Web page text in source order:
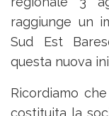
raggiunge un
Sud Est
questa nuova
Ricordiamo
costituita la